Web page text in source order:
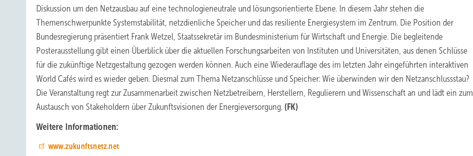
Diskussion um den Netzausbau auf eine technologieneutrale und lösungsorientierte Ebene. In diesem Jahr stehen die
Themenschwerpunkte Systemstabilität, netzdienliche Speicher und das resiliente Energiesystem im Zentrum. Die Position der
Bundesregierung präsentiert Frank Wetzel, Staatssekretär im Bundesministerium für Wirtschaft und Energie. Die begleitende
Posterausstellung gibt einen Überblick über die aktuellen Forschungsarbeiten von Instituten und Universitäten, aus denen Schlüsse
für die zukünftige Netzgestaltung gezogen werden können. Auch eine Wiederauflage des im letzten Jahr eingeführten interaktiven
World Cafés wird es wieder geben. Diesmal zum Thema Netzanschlüsse und Speicher: Wie überwinden wir den Netzanschlussstau?
Die Veranstaltung regt zur Zusammenarbeit zwischen Netzbetreibern, Herstellern, Regulierern und Wissenschaft an und lädt ein zum
Austausch von Stakeholdern über Zukunftsvisionen der Energieversorgung. (FK)
Weitere Informationen:
www.zukunftsnetz.net